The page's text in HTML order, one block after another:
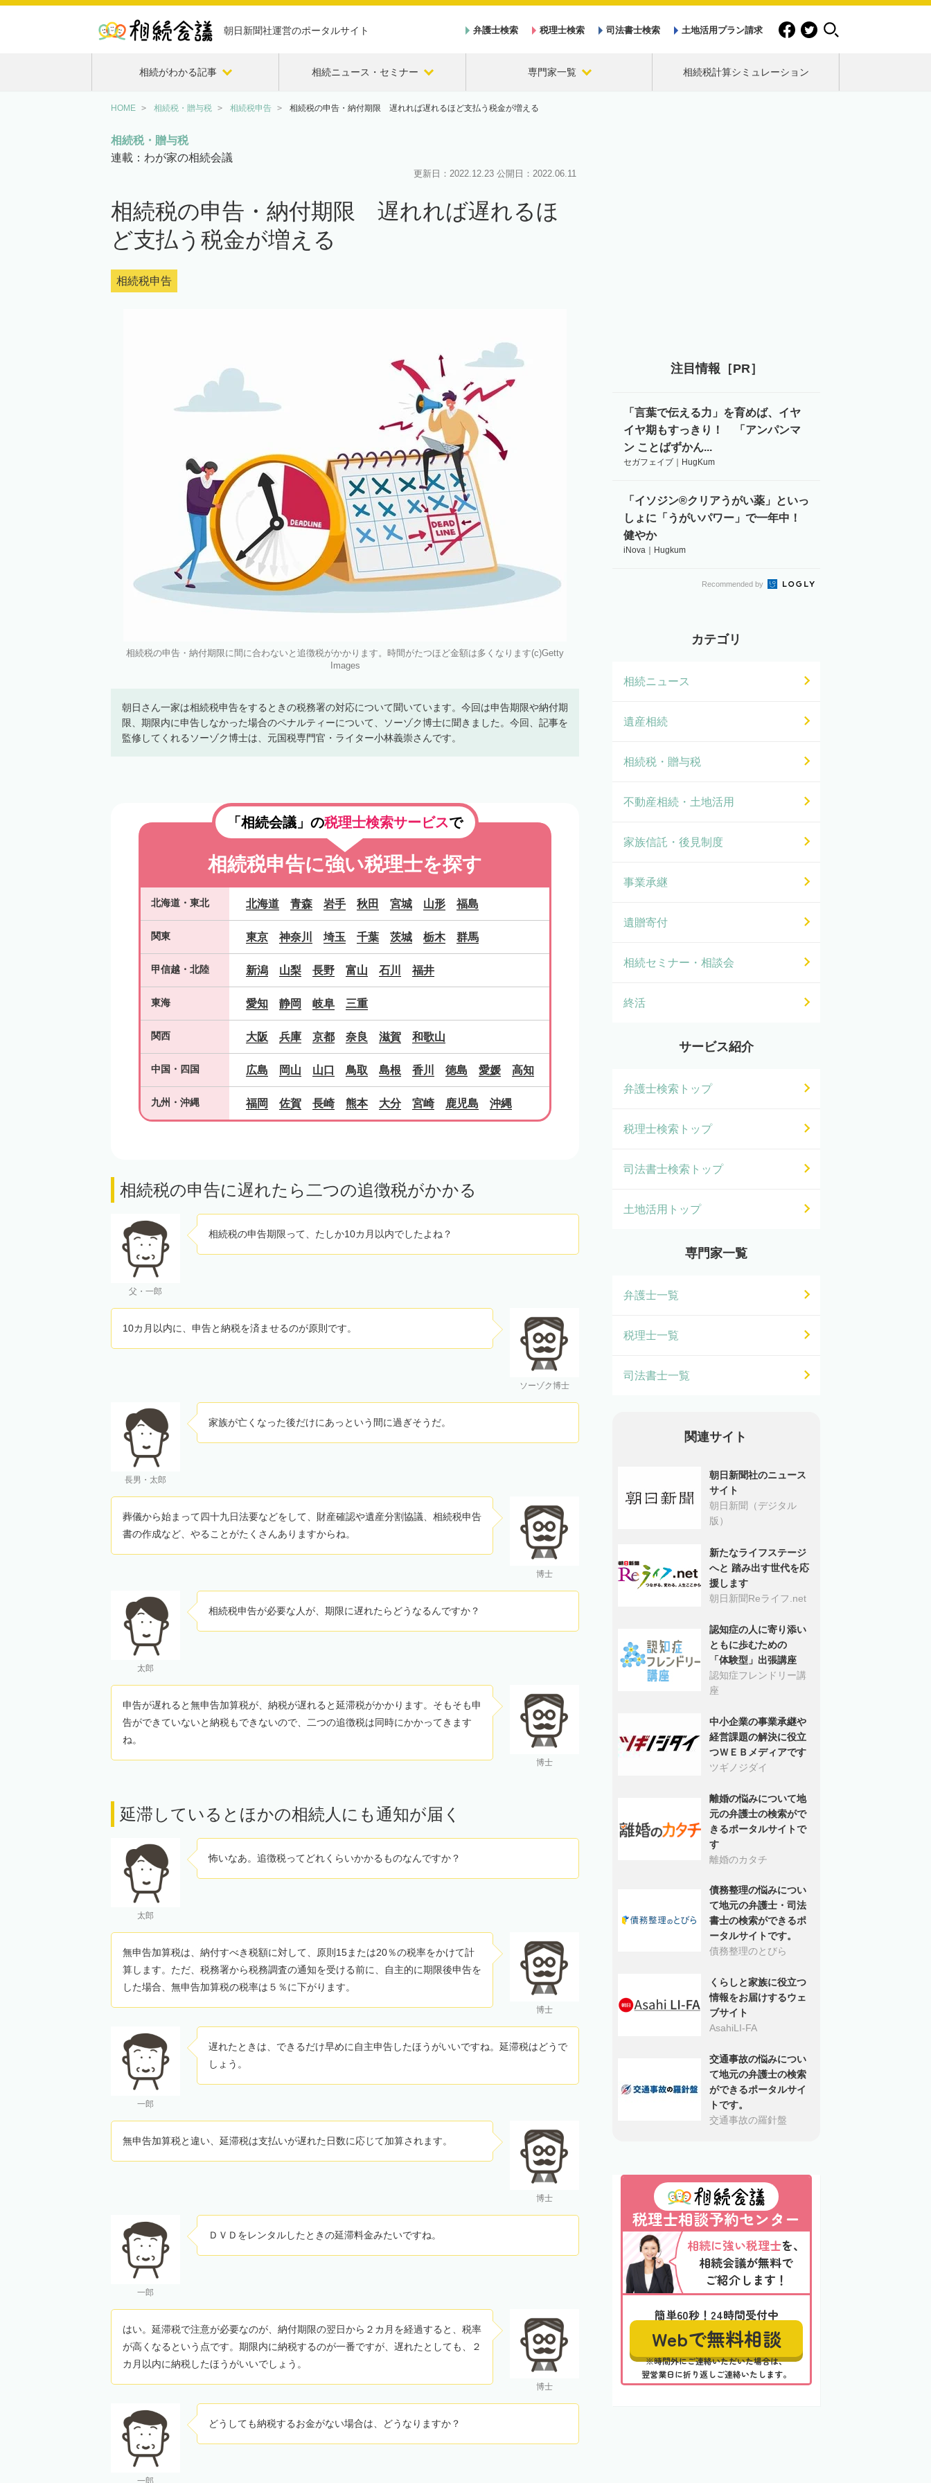
朝日新聞社運営のポータルサイト 弁護士検索 税理士検索 司法書士検索 土地活用プラン請求
相続がわかる記事 相続ニュース・セミナー 専門家一覧 相続税計算シミュレーション
HOME 相続税・贈与税 相続税申告 相続税の申告・納付期限 遅れれば遅れるほど支払う税金が増える
相続税・贈与税
連載：わが家の相続会議
更新日： 2022.12.23 公開日： 2022.06.11
相続税の申告・納付期限 遅れれば遅れるほ
ど支払う税金が増える
相続税申告
相続税の申告・納付期限に間に合わないと追徴税がかかります。時間がたつほど金額は多くなります(c)Getty
Images
朝日さん一家は相続税申告をするときの税務署の対応について聞いています。今回は申告期限や納付期
限、期限内に申告しなかった場合のペナルティーについて、ソーゾク博士に聞きました。今回、記事を
監修してくれるソーゾク博士は、元国税専門官・ライター小林義崇さんです。
「相続会議」の税理士検索サービスで
相続税申告に強い税理士を探す
北海道 ・ 東北 北海道 青森 岩手 秋田 宮城 山形 福島
関東 東京 神奈川 埼玉 千葉 茨城 栃木 群馬
甲信越 ・ 北陸 新潟 山梨 長野 富山 石川 福井
東海 愛知 静岡 岐阜 三重
関西 大阪 兵庫 京都 奈良 滋賀 和歌山
中国 ・ 四国 広島 岡山 山口 鳥取 島根 香川 徳島 愛媛 高知
九州 ・ 沖縄 福岡 佐賀 長崎 熊本 大分 宮崎 鹿児島 沖縄
相続税の申告に遅れたら二つの追徴税がかかる
相続税の申告期限って、たしか10カ月以内でしたよね？
父・一郎
10カ月以内に、申告と納税を済ませるのが原則です。
ソーゾク博士
家族が亡くなった後だけにあっという間に過ぎそうだ。
長男・太郎
葬儀から始まって四十九日法要などをして、財産確認や遺産分割協議、相続税申告
書の作成など、やることがたくさんありますからね。
博士
相続税申告が必要な人が、期限に遅れたらどうなるんですか？
太郎
申告が遅れると無申告加算税が、納税が遅れると延滞税がかかります。そもそも申
告ができていないと納税もできないので、二つの追徴税は同時にかかってきます
ね。
博士
延滞しているとほかの相続人にも通知が届く
怖いなあ。追徴税ってどれくらいかかるものなんですか？
太郎
無申告加算税は、納付すべき税額に対して、原則15または20％の税率をかけて計
算します。ただ、税務署から税務調査の通知を受ける前に、自主的に期限後申告を
した場合、無申告加算税の税率は５％に下がります。
博士
遅れたときは、できるだけ早めに自主申告したほうがいいですね。延滞税はどうで
しょう。
一郎
無申告加算税と違い、延滞税は支払いが遅れた日数に応じて加算されます。
博士
ＤＶＤをレンタルしたときの延滞料金みたいですね。
一郎
はい。延滞税で注意が必要なのが、納付期限の翌日から２カ月を経過すると、税率
が高くなるという点です。期限内に納税するのが一番ですが、遅れたとしても、２
カ月以内に納税したほうがいいでしょう。
博士
どうしても納税するお金がない場合は、どうなりますか？
一郎
注目情報［PR］
「言葉で伝える力」を育めば、イヤ
イヤ期もすっきり！ 「アンパンマ
ン ことばずかん...
セガフェイブ｜HugKum
「イソジン®クリアうがい薬」といっ
しょに「うがいパワー」で一年中！
健やか
iNova｜Hugkum
Recommended by
カテゴリ
相続ニュース
遺産相続
相続税・贈与税
不動産相続・土地活用
家族信託・後見制度
事業承継
遺贈寄付
相続セミナー・相談会
終活
サービス紹介
弁護士検索トップ
税理士検索トップ
司法書士検索トップ
土地活用トップ
専門家一覧
弁護士一覧
税理士一覧
司法書士一覧
関連サイト
朝日新聞社のニュース
サイト
朝日新聞（デジタル
版）
新たなライフステージ
へと 踏み出す世代を応
援します
朝日新聞Reライフ.net
認知症の人に寄り添い
ともに歩むための
「体験型」出張講座
認知症フレンドリー講
座
中小企業の事業承継や
経営課題の解決に役立
つＷＥＢメディアです
ツギノジダイ
離婚の悩みについて地
元の弁護士の検索がで
きるポータルサイトで
す
離婚のカタチ
債務整理の悩みについ
て地元の弁護士・司法
書士の検索ができるポ
ータルサイトです。
債務整理のとびら
くらしと家族に役立つ
情報をお届けするウェ
ブサイト
AsahiLI-FA
交通事故の悩みについ
て地元の弁護士の検索
ができるポータルサイ
トです。
交通事故の羅針盤
税理士相談予約センター
相続に強い税理士を、
相続会議が無料で
ご紹介します！
簡単60秒！24時間受付中
Webで無料相談
※時間外にご連絡いただいた場合は、
翌営業日に折り返しご連絡いたします。